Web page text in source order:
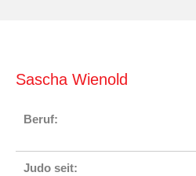
Sascha Wienold
Beruf:
Judo seit: